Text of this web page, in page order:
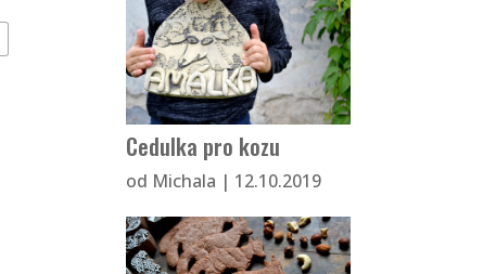
Cedulka pro kozu
od Michala | 12.10.2019